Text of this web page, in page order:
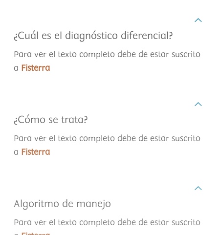
¿Cuál es el diagnóstico diferencial?
Para ver el texto completo debe de estar suscrito
a Fisterra
¿Cómo se trata?
Para ver el texto completo debe de estar suscrito
a Fisterra
Algoritmo de manejo
Para ver el texto completo debe de estar suscrito